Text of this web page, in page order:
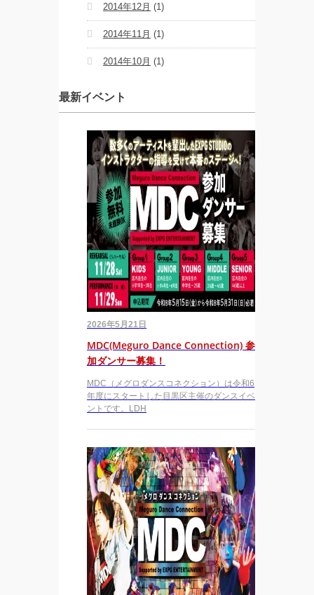
2014年12月 (1)
2014年11月 (1)
2014年10月 (1)
最新イベント
2026年5月21日
MDC(Meguro Dance Connection) 参
加ダンサー募集！
MDC（メグロダンスコネクション）は令和6
年度にスタートした目黒区主催のダンスイベ
ントです。LDH